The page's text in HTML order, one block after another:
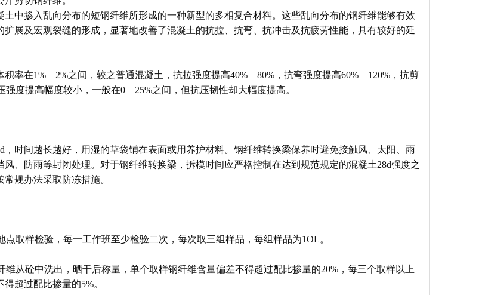
土中掺入乱向分布的短钢纤维所形成的一种新型的多相复合材料。这些乱向分布的钢纤维能够有效
扩展及宏观裂缝的形成，显著地改善了混凝土的抗拉、抗弯、抗冲击及抗疲劳性能，具有较好的延
积率在1%—2%之间，较之普通混凝土，抗拉强度提高40%—80%，抗弯强度提高60%—120%，抗剪
强度提高幅度较小，一般在0—25%之间，但抗压韧性却大幅度提高。
，时间越长越好，用湿的草袋铺在表面或用养护材料。钢纤维转换梁保养时避免接触风、太阳、雨
风、防雨等封闭处理。对于钢纤维转换梁，拆模时间应严格控制在达到规范规定的混凝土28d强度之
规办法采取防冻措施。
点取样检验，每一工作班至少检验二次，每次取三组样品，每组样品为1OL。
维从砼中洗出，晒干后称量，单个取样钢纤维含量偏差不得超过配比掺量的20%，每三个取样以上
超过配比掺量的5%。